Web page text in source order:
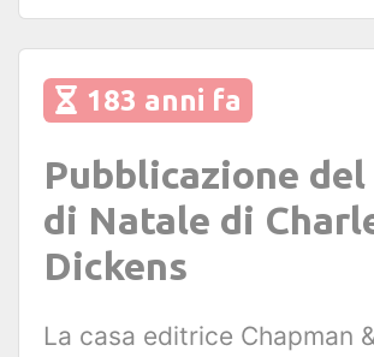
183 anni fa
Pubblicazione del
di Natale di
Dickens
La casa editrice Chapman